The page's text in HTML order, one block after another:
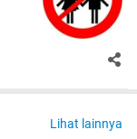
Lihat lainnya